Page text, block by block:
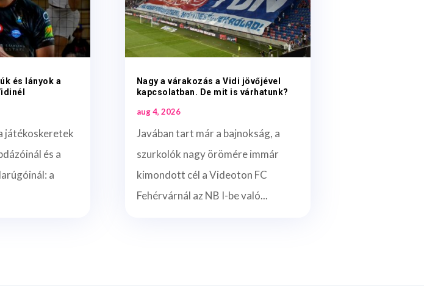
és lányok a
játékoskeretek
és a
a
Nagy a várakozás a Vidi jövőjével
kapcsolatban. De mit is várhatunk?
aug 4, 2026
Javában tart már a bajnokság, a
szurkolók nagy örömére immár
kimondott cél a Videoton FC
Fehérvárnál az NB I-be való...